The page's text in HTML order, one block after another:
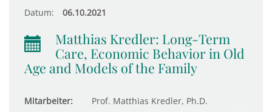
Datum: 06.10.2021
Matthias Kredler: Long-Term
Care, Economic Behavior in Old
Age and Models of the Family
Mitarbeiter: Prof. Matthias Kredler, Ph.D.